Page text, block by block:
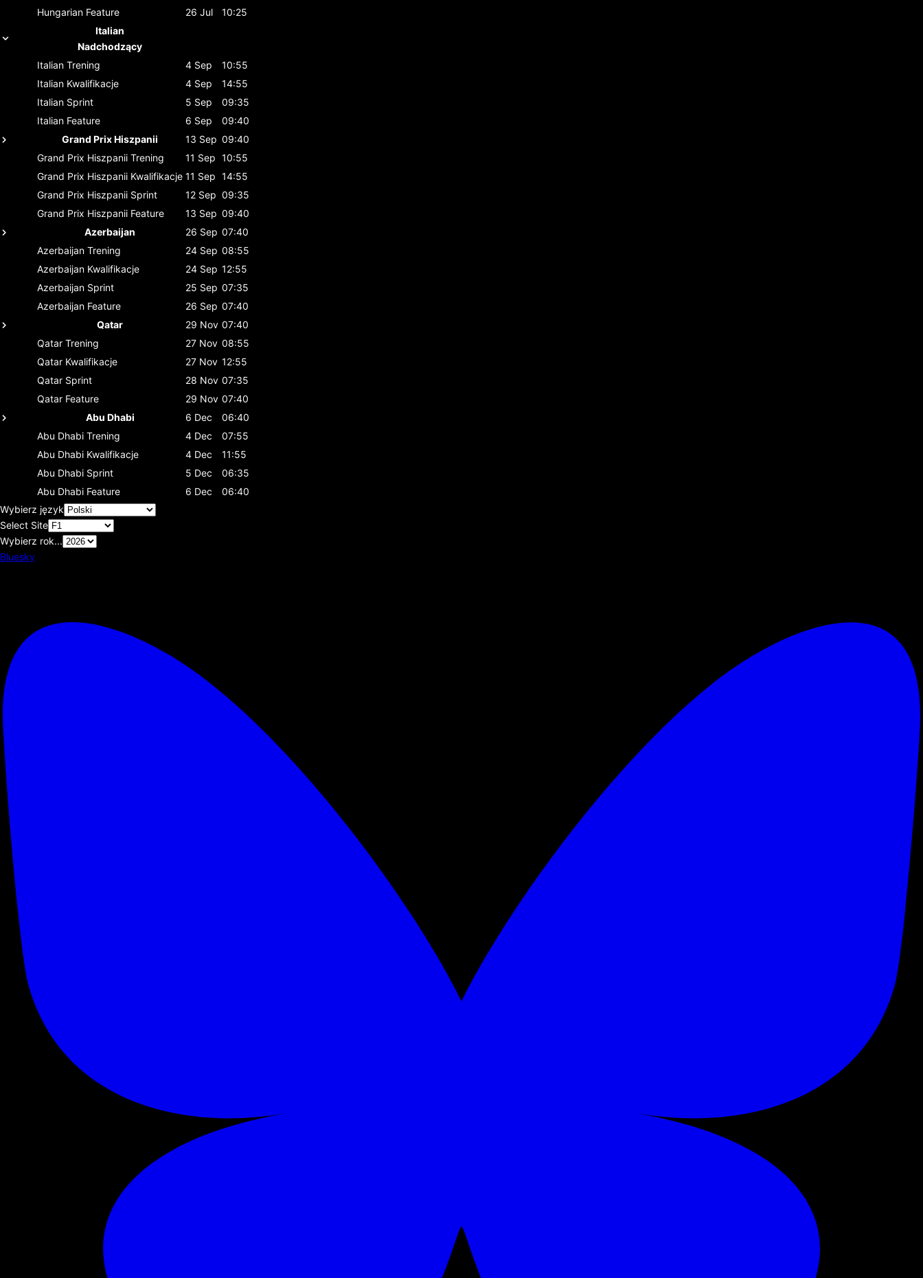
Hungarian Feature 26 Jul
10:25
Italian
Nadchodzący
Italian Trening 4 Sep
10:55
Italian Kwalifikacje 4 Sep
14:55
Italian Sprint 5 Sep
09:35
Italian Feature 6 Sep
09:40
Grand Prix Hiszpanii
13 Sep 09:40
Grand Prix Hiszpanii Trening 11 Sep 10:55
Grand Prix Hiszpanii Kwalifikacje 11 Sep 14:55
Grand Prix Hiszpanii Sprint 12 Sep 09:35
Grand Prix Hiszpanii Feature 13 Sep 09:40
Azerbaijan
26 Sep 07:40
Azerbaijan Trening 24 Sep 08:55
Azerbaijan Kwalifikacje 24 Sep 12:55
Azerbaijan Sprint 25 Sep 07:35
Azerbaijan Feature 26 Sep 07:40
Qatar
29 Nov 07:40
Qatar Trening 27 Nov 08:55
Qatar Kwalifikacje 27 Nov 12:55
Qatar Sprint 28 Nov 07:35
Qatar Feature 29 Nov 07:40
Abu Dhabi
6 Dec
06:40
Abu Dhabi Trening 4 Dec
07:55
Abu Dhabi Kwalifikacje 4 Dec
11:55
Abu Dhabi Sprint 5 Dec
06:35
Abu Dhabi Feature 6 Dec
06:40
Wybierz język
Select Site
Wybierz rok...
Bluesky